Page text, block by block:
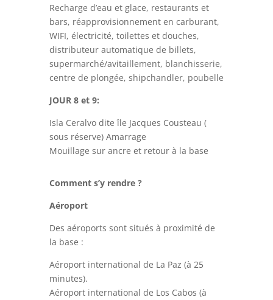
Recharge d’eau et glace, restaurants et
bars, réapprovisionnement en carburant,
WIFI, électricité, toilettes et douches,
distributeur automatique de billets,
supermarché/avitaillement, blanchisserie,
centre de plongée, shipchandler, poubelle
JOUR 8 et 9:
Isla Ceralvo dite île Jacques Cousteau (
sous réserve) Amarrage
Mouillage sur ancre et retour à la base
Comment s’y rendre ?
Aéroport
Des aéroports sont situés à proximité de
la base :
Aéroport international de La Paz (à 25
minutes).
Aéroport international de Los Cabos (à